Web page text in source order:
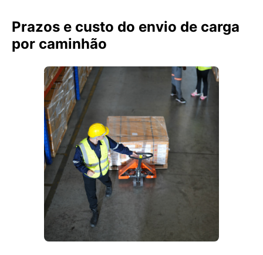
Prazos e custo do envio de carga
por caminhão